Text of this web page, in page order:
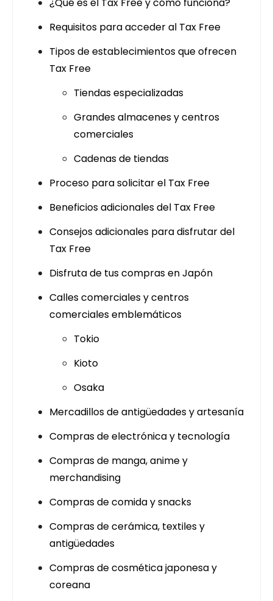
Requisitos para acceder al Tax Free
Tipos de establecimientos que ofrecen
Tax Free
Tiendas especializadas
Grandes almacenes y centros
comerciales
Cadenas de tiendas
Proceso para solicitar el Tax Free
Beneficios adicionales del Tax Free
Consejos adicionales para disfrutar del
Tax Free
Disfruta de tus compras en Japón
Calles comerciales y centros
comerciales emblemáticos
Tokio
Kioto
Osaka
Mercadillos de antigüedades y artesanía
Compras de electrónica y tecnología
Compras de manga, anime y
merchandising
Compras de comida y snacks
Compras de cerámica, textiles y
antigüedades
Compras de cosmética japonesa y
coreana